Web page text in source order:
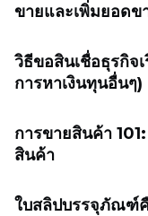
ขายและเพิ่มยอด
วิธีขอสินเชื่อธุรกิจ
การหาเงินทุนอื่นๆ)
การขายสินค้า
สินค้า
ใบสลิปบรรจุภัณฑ์